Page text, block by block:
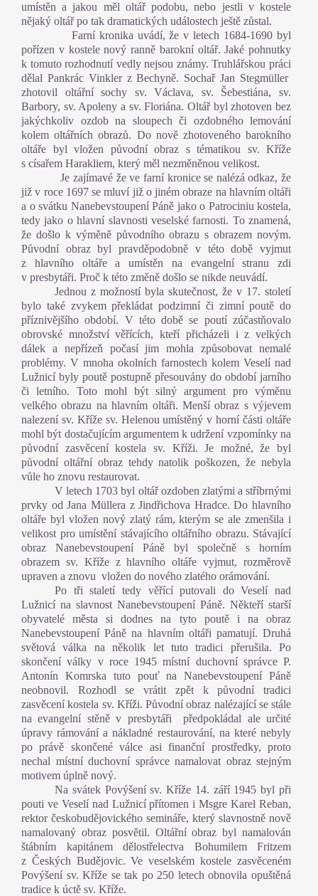
umístěn a jakou měl oltář podobu, nebo jestli v kostele
nějaký oltář po tak dramatických událostech ještě zůstal.
Farní kronika uvádí, že v letech 1684-1690 byl
pořízen v kostele nový ranně barokní oltář. Jaké pohnutky
k tomuto rozhodnutí vedly nejsou známy. Truhlářskou práci
dělal Pankrác Vinkler z Bechyně. Sochař Jan Stegmüller
zhotovil oltářní sochy sv. Václava, sv. Šebestiána, sv.
Barbory, sv. Apoleny a sv. Floriána. Oltář byl zhotoven bez
jakýchkoliv ozdob na sloupech či ozdobného lemování
kolem oltářních obrazů. Do nově zhotoveného barokního
oltáře byl vložen původní obraz s tématikou sv. Kříže
s císařem Harakliem, který měl nezměněnou velikost.
Je zajímavé že ve farní kronice se nalézá odkaz, že
již v roce 1697 se mluví již o jiném obraze na hlavním oltáři
a o svátku Nanebevstoupení Páně jako o Patrociniu kostela,
tedy jako o hlavní slavnosti veselské farnosti. To znamená,
že došlo k výměně původního obrazu s obrazem novým.
Původní obraz byl pravděpodobně v této době vyjmut
z hlavního oltáře a umístěn na evangelní stranu zdi
v presbytáři. Proč k této změně došlo se nikde neuvádí.
Jednou z možností byla skutečnost, že v 17. století
bylo také zvykem překládat podzimní či zimní poutě do
příznivějšího období. V této době se poutí zúčastňovalo
obrovské množství věřících, kteří přicházeli i z velkých
dálek a nepřízeň počasí jim mohla způsobovat nemalé
problémy. V mnoha okolních farnostech kolem Veselí nad
Lužnicí byly poutě postupně přesouvány do období jarního
či letního. Toto mohl být silný argument pro výměnu
velkého obrazu na hlavním oltáři. Menší obraz s výjevem
nalezení sv. Kříže sv. Helenou umístěný v horní části oltáře
mohl být dostačujícím argumentem k udržení vzpomínky na
původní zasvěcení kostela sv. Kříži. Je možné, že byl
původní oltářní obraz tehdy natolik poškozen, že nebyla
vůle ho znovu restaurovat.
V letech 1703 byl oltář ozdoben zlatými a stříbrnými
prvky od Jana Müllera z Jindřichova Hradce. Do hlavního
oltáře byl vložen nový zlatý rám, kterým se ale zmenšila i
velikost pro umístění stávajícího oltářního obrazu. Stávající
obraz Nanebevstoupení Páně byl společně s horním
obrazem sv. Kříže z hlavního oltáře vyjmut, rozměrově
upraven a znovu vložen do nového zlatého orámování.
Po tři staletí tedy věřící putovali do Veselí nad
Lužnicí na slavnost Nanebevstoupení Páně. Někteří starší
obyvatelé města si dodnes na tyto poutě i na obraz
Nanebevstoupení Páně na hlavním oltáři pamatují. Druhá
světová válka na několik let tuto tradici přerušila. Po
skončení války v roce 1945 místní duchovní správce P.
Antonín Komrska tuto pouť na Nanebevstoupení Páně
neobnovil. Rozhodl se vrátit zpět k původní tradici
zasvěcení kostela sv. Kříži. Původní obraz nalézající se stále
na evangelní stěně v presbytáři
předpokládal ale určité
úpravy rámování a nákladné restaurování, na které nebyly
po právě skončené válce asi finanční prostředky, proto
nechal místní duchovní správce namalovat obraz stejným
motivem úplně nový.
Na svátek Povýšení sv. Kříže 14. září 1945 byl při
pouti ve Veselí nad Lužnicí přítomen i Msgre Karel Reban,
rektor českobudějovického semináře, který slavnostně nově
namalovaný obraz posvětil. Oltářní obraz byl namalován
štábním kapitánem dělostřelectva Bohumilem Fritzem
z Českých Budějovic. Ve veselském kostele zasvěceném
Povýšení sv. Kříže se tak po 250 letech obnovila opuštěná
tradice k úctě sv. Kříže.